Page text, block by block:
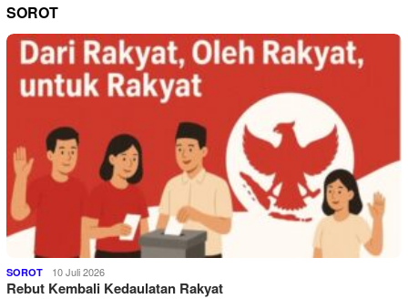
SOROT
SOROT 10 Juli 2026
Rebut Kembali Kedaulatan Rakyat